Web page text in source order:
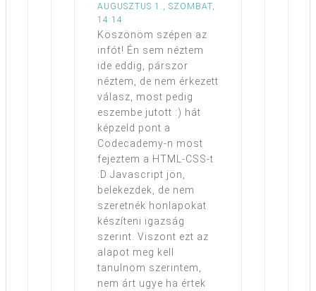
AUGUSZTUS 1., SZOMBAT,
14:14
Köszönöm szépen az
infót! Én sem néztem
ide eddig, párszor
néztem, de nem érkezett
válasz, most pedig
eszembe jutott :) hát
képzeld pont a
Codecademy-n most
fejeztem a HTML-CSS-t
:D Javascript jön,
belekezdek, de nem
szeretnék honlapokat
készíteni igazság
szerint. Viszont ezt az
alapot meg kell
tanulnom szerintem,
nem árt ugye ha értek